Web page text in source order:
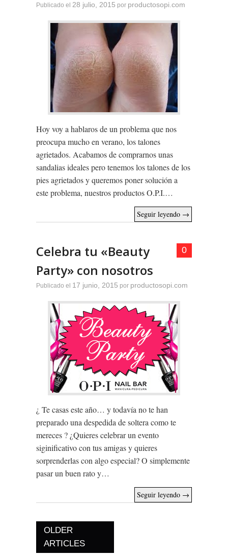
Publicado el 28 julio, 2015 por productosopi.com
Hoy voy a hablaros de un problema que nos
preocupa mucho en verano, los talones
agrietados. Acabamos de comprarnos unas
sandalias ideales pero tenemos los talones de los
pies agrietados y queremos poner solución a
este problema, nuestros productos O.P.I.…
Seguir leyendo →
0
Celebra tu «Beauty
Party» con nosotros
Publicado el 17 junio, 2015 por productosopi.com
¿ Te casas este año… y todavía no te han
preparado una despedida de soltera como te
mereces ? ¿Quieres celebrar un evento
siginificativo con tus amigas y quieres
sorprenderlas con algo especial? O simplemente
pasar un buen rato y…
Seguir leyendo →
Post navigation
OLDER
ARTICLES